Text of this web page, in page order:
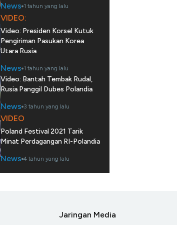
News 1 tahun yang lalu
VIDEO:
Video: Presiden Korsel Kutuk
Pengiriman Pasukan Korea
Utara Rusia
News 1 tahun yang lalu
Video: Bantah Tembak Rudal,
Rusia Panggil Dubes Polandia
News 3 tahun yang lalu
VIDEO
Poland Festival 2021 Tarik
Minat Perdagangan RI-Polandia
News 4 tahun yang lalu
Jaringan Media